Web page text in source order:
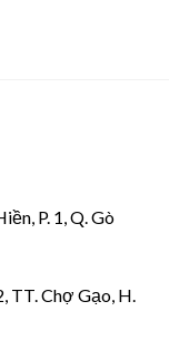
P. 1, Q. Gò
TT. Chợ Gạo, H.